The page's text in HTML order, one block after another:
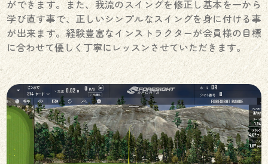
ができます。また、我流のスイングを修正し基本を一から
学び直す事で、正しいシンプルなスイングを身に付ける事
が出来ます。経験豊富なインストラクターが会員様の目標
に合わせて優しく丁寧にレッスンさせていただきます。